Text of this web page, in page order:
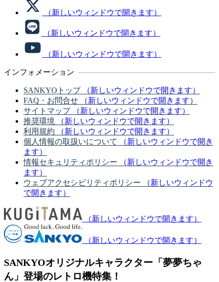
（新しいウィンドウで開きます）
（新しいウィンドウで開きます）
（新しいウィンドウで開きます）
インフォメーション
SANKYOトップ
（新しいウィンドウで開きます）
FAQ・お問合せ
（新しいウィンドウで開きます）
サイトマップ
（新しいウィンドウで開きます）
推奨環境
（新しいウィンドウで開きます）
利用規約
（新しいウィンドウで開きます）
個人情報の取扱いについて
（新しいウィンドウで開き
ます）
情報セキュリティポリシー
（新しいウィンドウで開き
ます）
ウェブアクセシビリティポリシー
（新しいウィンドウ
で開きます）
（新しいウィンドウで開きます）
（新しいウィンドウで開きます）
SANKYOオリジナルキャラクター「夢夢ちゃ
ん」登場のレトロ機特集！